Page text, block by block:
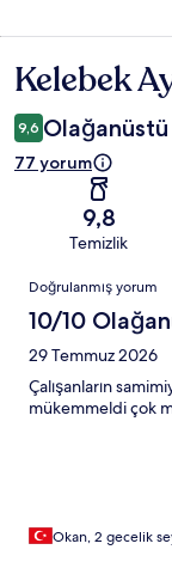
Yorumlar
Kelebek
9,6 Olağanüstü
77 yorum
9,8
Temizlik
Yorumlar
Doğrulanmış yorum
10/10
29 Temmuz 2026
Çalışanların
mükemmeldi çok
Okan, 2 gecelik